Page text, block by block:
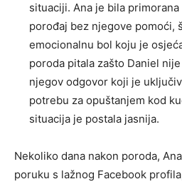
situaciji. Ana je bila
porođaj bez njegove pomoći,
emocionalnu bol koju je
poroda pitala zašto Daniel
njegov odgovor koji je
potrebu za opuštanjem kod
situacija je postala jasnija.
Nekoliko dana nakon poroda,
poruku s lažnog Facebook